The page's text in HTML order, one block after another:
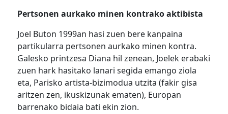
Pertsonen aurkako minen kontrako aktibista
Joel Buton 1999an hasi zuen bere kanpaina
partikularra pertsonen aurkako minen kontra.
Galesko printzesa Diana hil zenean, Joelek erabaki
zuen hark hasitako lanari segida emango ziola
eta, Parisko artista-bizimodua utzita (fakir gisa
aritzen zen, ikuskizunak ematen), Europan
barrenako bidaia bati ekin zion.